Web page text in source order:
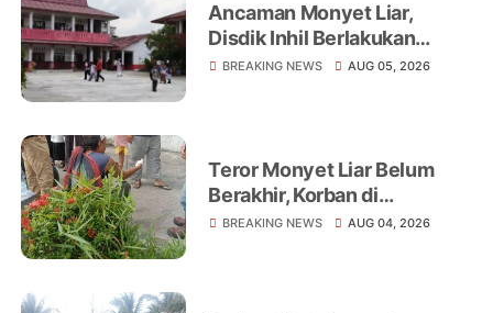
Ancaman Monyet Liar,
Disdik Inhil Berlakukan
Belajar dari Rumah di
BREAKING NEWS AUG 05, 2026
Teror Monyet Liar Belum
Berakhir, Korban di
Tembilahan Terus
BREAKING NEWS AUG 04, 2026